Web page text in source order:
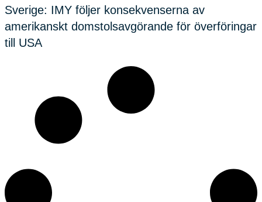
Sverige: IMY följer konsekvenserna av
amerikanskt domstolsavgörande för överföringar
till USA